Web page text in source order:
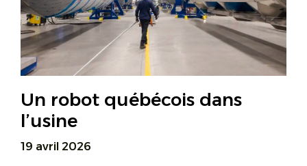
Un robot québécois dans
l’usine
19 avril 2026